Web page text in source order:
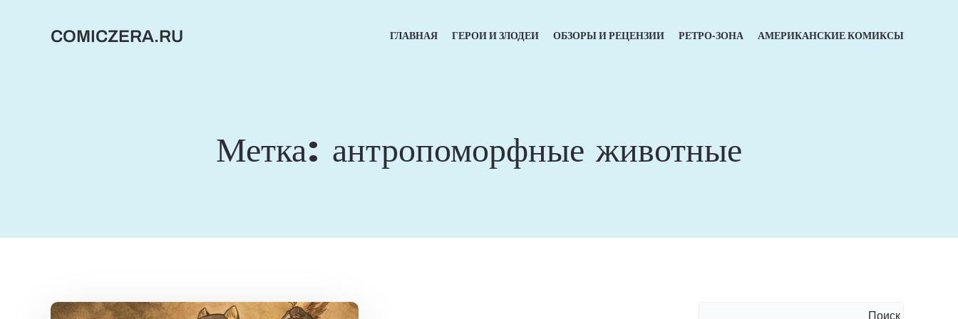
содержимомуCOMICZERA.RU ГЛАВНАЯ ГЕРОИ И ЗЛОДЕИ ОБЗОРЫ И РЕЦЕНЗИИ РЕТРО-ЗОНА АМЕРИКАНСКИЕ КОМИКСЫ
Метка: антропоморфные животные
Поиск